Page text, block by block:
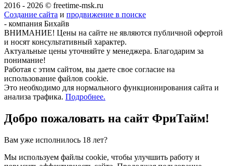
2016 - 2026 © freetime-msk.ru
Создание сайта и продвижение в поиске
- компания Бихайв
ВНИМАНИЕ! Цены на сайте не являются публичной офертой
и носят консультативный характер.
Актуальные цены уточняйте у менеджера. Благодарим за
понимание!
Работая с этим сайтом, вы даете свое согласие на
использование файлов cookie.
Это необходимо для нормального функционирования сайта и
анализа трафика. Подробнее.
Добро пожаловать на сайт ФриТайм!
Вам уже исполнилось 18 лет?
Мы используем файлы cookie, чтобы улучшить работу и